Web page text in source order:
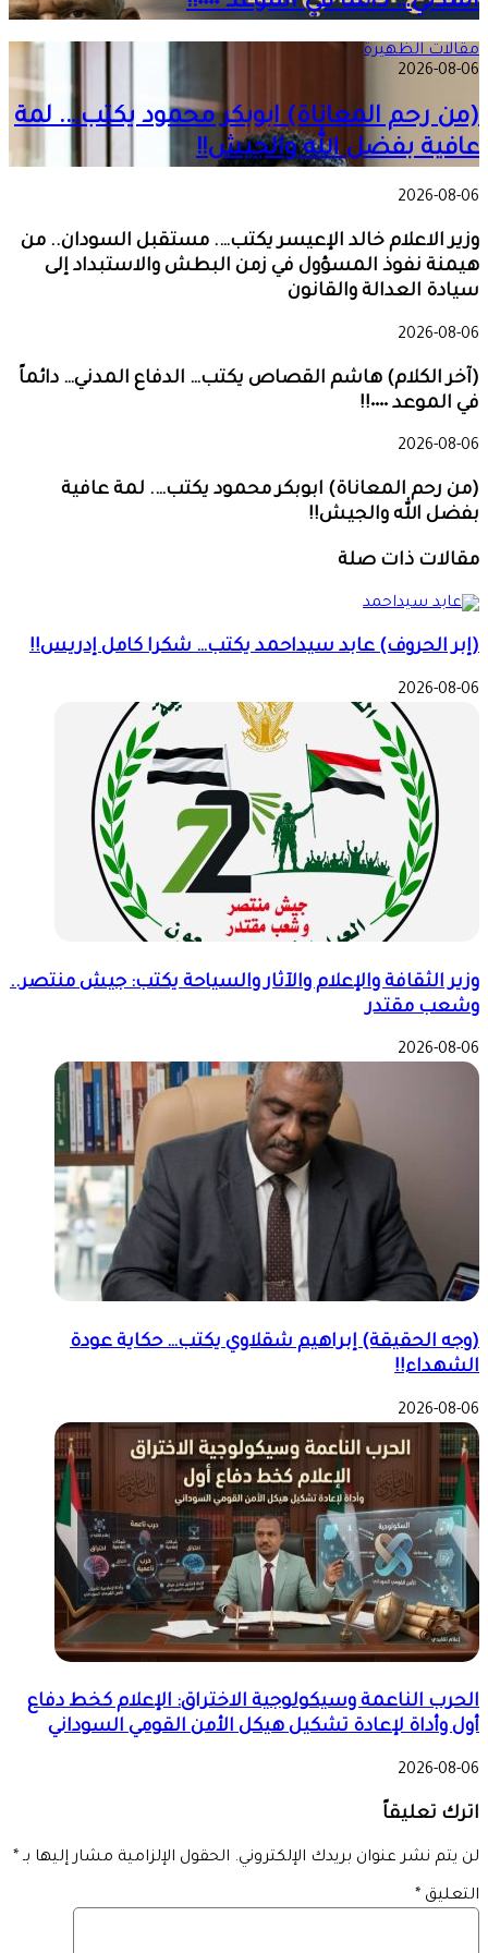
مقالات الظهيرة
2026-08-06
(من رحم المعاناة) ابوبكر محمود يكتب…. لمة
عافية بفضل الله والجيش!!
2026-08-06
وزير الاعلام خالد الإعيسر يكتب…. مستقبل السودان.. من
هيمنة نفوذ المسؤول في زمن البطش والاستبداد إلى
سيادة العدالة والقانون
2026-08-06
(آخر الكلام) هاشم القصاص يكتب… الدفاع المدني… دائماً
في الموعد ٠٠٠٠!!
2026-08-06
(من رحم المعاناة) ابوبكر محمود يكتب…. لمة عافية
بفضل الله والجيش!!
مقالات ذات صلة
(إبر الحروف) عابد سيداحمد يكتب… شكرا كامل إدريس!!
2026-08-06
وزير الثقافة والإعلام والآثار والسياحة يكتب: جيش منتصر..
وشعب مقتدر
2026-08-06
(وجه الحقيقة) إبراهيم شقلاوي يكتب… حكاية عودة
الشهداء!!
2026-08-06
الحرب الناعمة وسيكولوجية الاختراق: الإعلام كخط دفاع
أول وأداة لإعادة تشكيل هيكل الأمن القومي السوداني
2026-08-06
اترك تعليقاً
لن يتم نشر عنوان بريدك الإلكتروني. الحقول الإلزامية مشار إليها بـ *
التعليق *